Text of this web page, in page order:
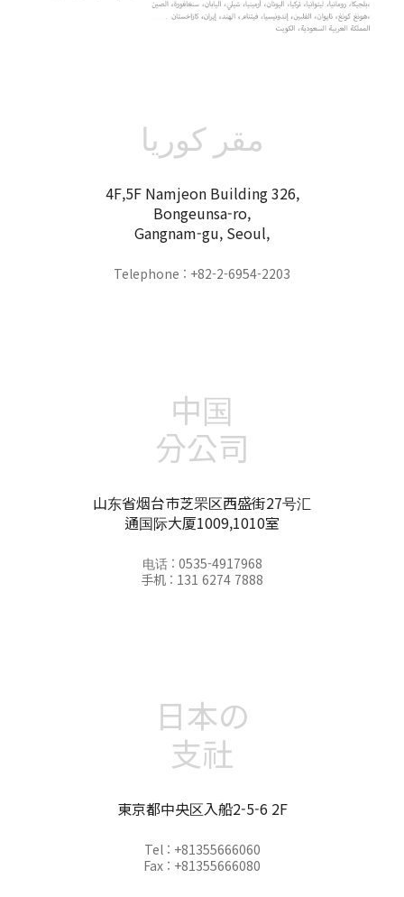
مقر كوريا
4F,5F Namjeon Building 326,
Bongeunsa-ro,
Gangnam-gu, Seoul,
Telephone : +82-2-6954-2203
中国
分公司
山东省烟台市芝罘区西盛街27号汇
通国际大厦1009,1010室
电话 : 0535-4917968
手机 : 131 6274 7888
日本の
支社
東京都中央区入船2-5-6 2F
Tel : +81355666060
Fax : +81355666080